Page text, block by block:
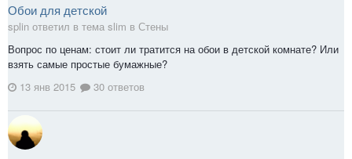
Обои для детской
splin ответил в тема slim в Стены
Вопрос по ценам: стоит ли тратится на обои в детской комнате? Или
взять самые простые бумажные?
13 янв 2015
30 ответов